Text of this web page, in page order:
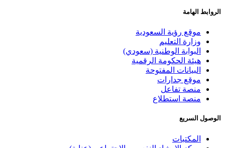
الروابط الهامة
موقع رؤية السعودية
وزارة التعليم
البوابة الوطنية (سعودي)
هيئة الحكومة الرقمية
البيانات المفتوحة
موقع جدارات
منصة تفاعل
منصة استطلاع
الوصول السريع
المكتبات